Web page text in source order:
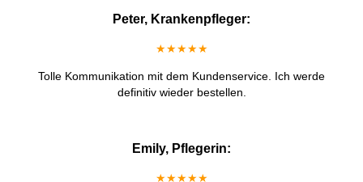
Peter, Krankenpfleger:
★★★★★
Tolle Kommunikation mit dem Kundenservice. Ich werde
definitiv wieder bestellen.
Emily, Pflegerin:
★★★★★